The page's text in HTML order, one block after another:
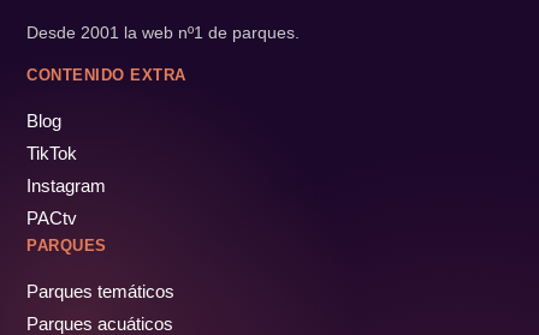
Desde 2001 la web nº1 de parques.
CONTENIDO EXTRA
Blog
TikTok
Instagram
PACtv
PARQUES
Parques temáticos
Parques acuáticos